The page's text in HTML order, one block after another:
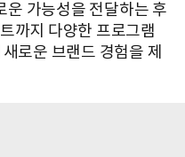
운 가능성을 전달하는 후
까지 다양한 프로그램
로운 브랜드 경험을 제